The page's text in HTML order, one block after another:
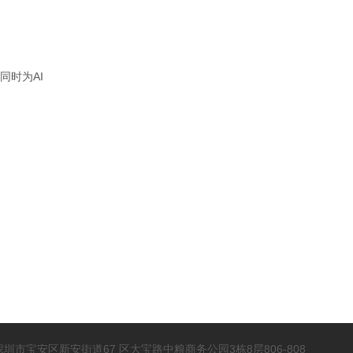
时为AI
圳市宝安区新安街道67 区大宝路中粮商务公园3栋8层806-808